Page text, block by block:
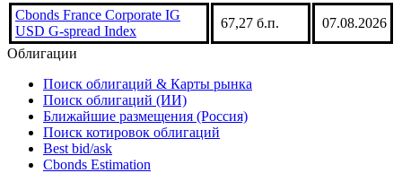
Cbonds France Corporate IG
USD G-spread Index
67,27 б.п.
07.08.2026
Облигации
Поиск облигаций & Карты рынка
Поиск облигаций (ИИ)
Ближайшие размещения (Россия)
Поиск котировок облигаций
Best bid/ask
Cbonds Estimation